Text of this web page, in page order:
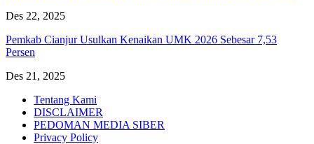
Des 22, 2025
Pemkab Cianjur Usulkan Kenaikan UMK 2026 Sebesar 7,53
Persen
Des 21, 2025
Tentang Kami
DISCLAIMER
PEDOMAN MEDIA SIBER
Privacy Policy